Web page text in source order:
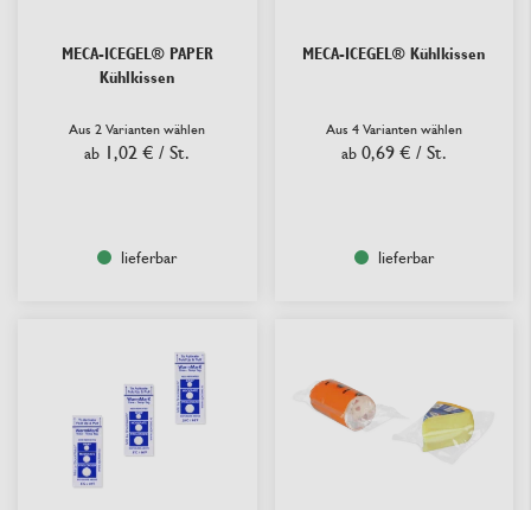
MECA-ICEGEL® PAPER
Kühlkissen
Aus 2 Varianten wählen
ab 1,02 € / St.
lieferbar
MECA-ICEGEL® Kühlkissen
Aus 4 Varianten wählen
ab 0,69 € / St.
lieferbar